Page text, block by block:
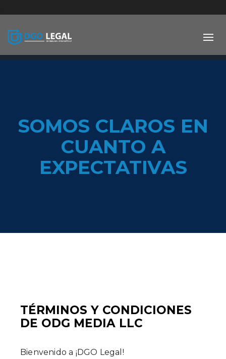
SOMOS CLAROS EN
CUANTO A
EXPECTATIVAS
TÉRMINOS Y CONDICIONES
DE ODG MEDIA LLC
Bienvenido a ¡DGO Legal!